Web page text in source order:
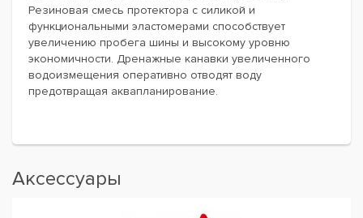
Резиновая смесь протектора с силикой и
функциональными эластомерами способствует
увеличению пробега шины и высокому уровню
экономичности. Дренажные канавки увеличенного
водоизмещения оперативно отводят воду
предотвращая аквапланирование.
Аксессуары